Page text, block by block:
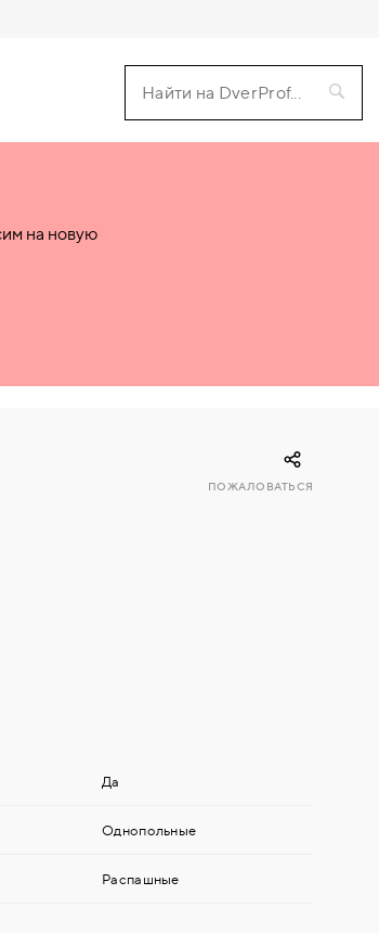
на новую
ПОЖАЛОВАТЬСЯ
Да
Однопольные
Распашные